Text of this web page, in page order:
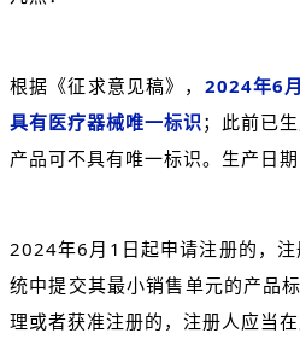
根据《征求意见稿》， 2024年6
具有医疗器械唯一标识；此前已
产品可不具有唯一标识。生产日
2024年6月1日起申请注册的，
统中提交其最小销售单元的产品
理或者获准注册的，注册人应当